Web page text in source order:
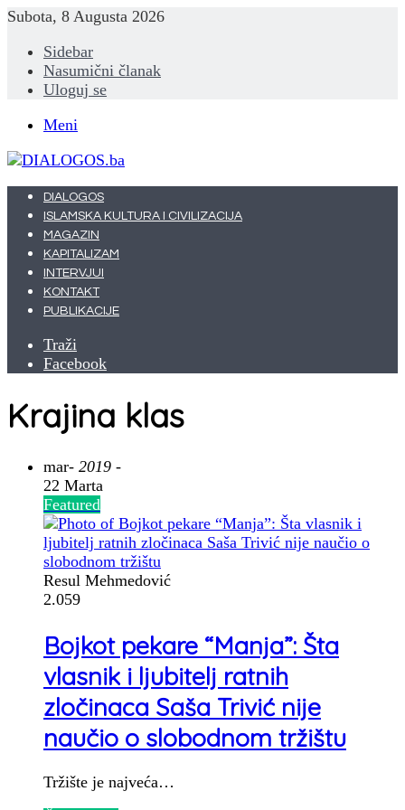
Subota, 8 Augusta 2026
Sidebar
Nasumični članak
Uloguj se
Meni
DIALOGOS
ISLAMSKA KULTURA I CIVILIZACIJA
MAGAZIN
KAPITALIZAM
INTERVJUI
KONTAKT
PUBLIKACIJE
Traži
Facebook
Krajina klas
mar- 2019 -
22 Marta
Featured
Resul Mehmedović
2.059
Bojkot pekare “Manja”: Šta
vlasnik i ljubitelj ratnih
zločinaca Saša Trivić nije
naučio o slobodnom tržištu
Tržište je najveća…